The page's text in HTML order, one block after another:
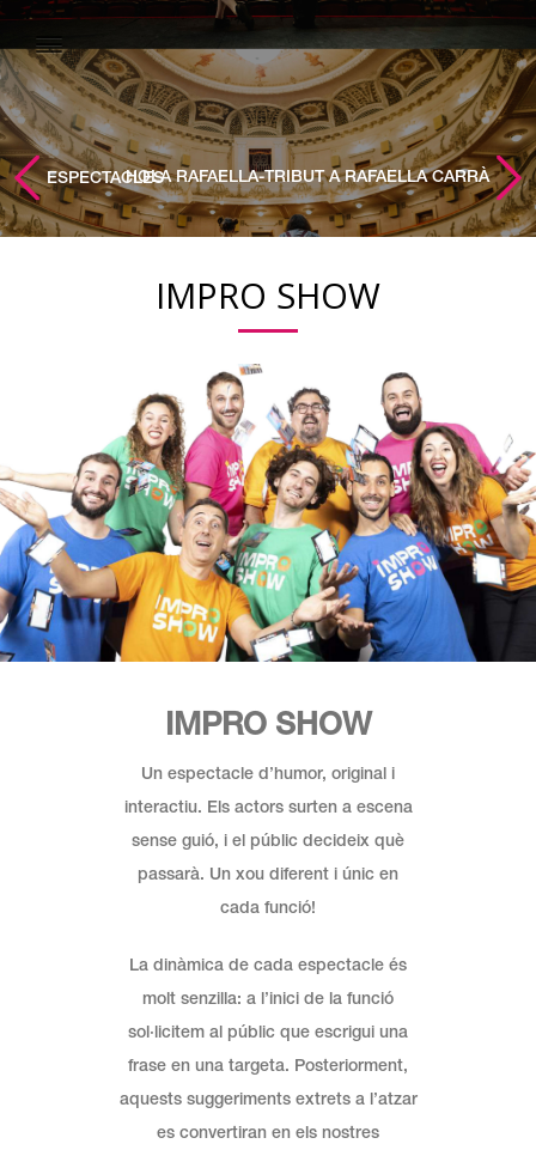
ESPECTACLESHOLA RAFAELLA-TRIBUT A RAFAELLA CARRÀ
IMPRO SHOW
IMPRO SHOW
Un espectacle d’humor, original i
interactiu. Els actors surten a escena
sense guió, i el públic decideix què
passarà. Un xou diferent i únic en
cada funció!
La dinàmica de cada espectacle és
molt senzilla: a l’inici de la funció
sol·licitem al públic que escrigui una
frase en una targeta. Posteriorment,
aquests suggeriments extrets a l’atzar
es convertiran en els nostres